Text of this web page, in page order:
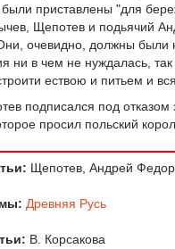
приставлены "для
Щепотев и подьячий
очевидно, должны были
ни в чем не нуждалась,
ествою и питьем и
подписался под отказом
просил польский
Щепотев, Андрей
Древняя Русь
В. Корсакова